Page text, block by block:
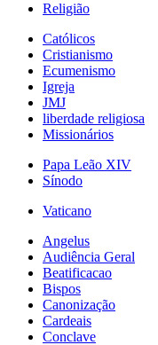
Religião
Católicos
Cristianismo
Ecumenismo
Igreja
JMJ
liberdade religiosa
Missionários
Papa Leão XIV
Sínodo
Vaticano
Angelus
Audiência Geral
Beatificacao
Bispos
Canonização
Cardeais
Conclave